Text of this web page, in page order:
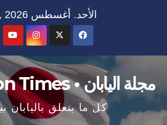
الأحد. أغسطس 9th, 2026
مجلة اليابان • The Nippon Times
كل ما يتعلق باليابان